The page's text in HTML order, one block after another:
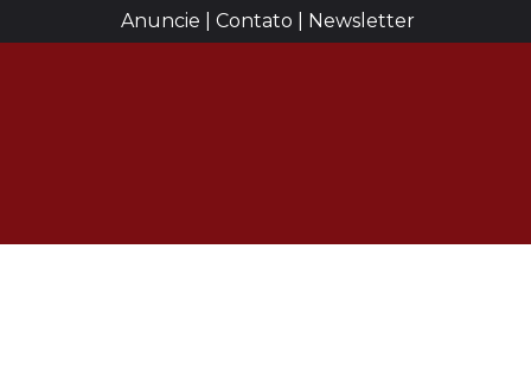
Anuncie | Contato | Newsletter